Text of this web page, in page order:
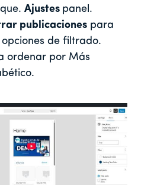
Ajustes panel.
publicaciones para
de filtrado.
ordenar por Más